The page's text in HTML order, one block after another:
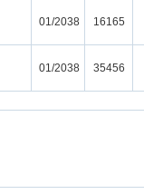
01/2038 16165
01/2038 35456